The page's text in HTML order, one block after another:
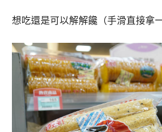
想吃還是可以解解饞（手滑直接拿一